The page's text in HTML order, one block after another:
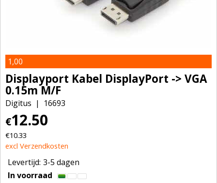
1,00
Displayport Kabel DisplayPort -> VGA
0.15m M/F
Digitus 16693
€12.50
€10.33
excl Verzendkosten
Levertijd: 3-5 dagen
In voorraad